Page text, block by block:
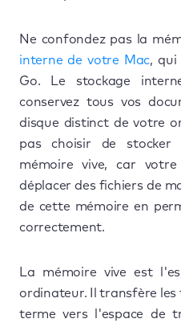
Ne confondez pas la
interne de votre Mac, qui
Go. Le stockage
conservez tous vos
disque distinct de votre
pas choisir de stocker
mémoire vive, car
déplacer des fichiers de
de cette mémoire en
correctement.
La mémoire vive est
ordinateur. Il transfère les
terme vers l'espace de